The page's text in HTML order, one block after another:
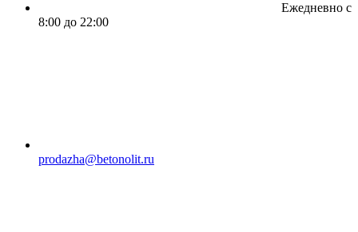
Ежедневно с
8:00 до 22:00
prodazha@betonolit.ru